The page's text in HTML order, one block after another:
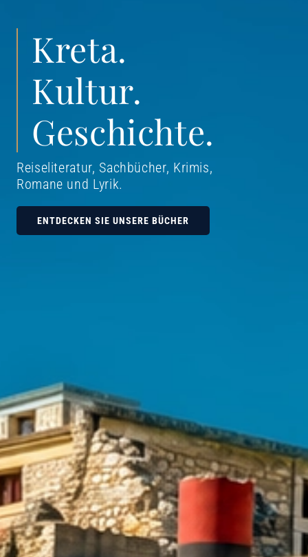
Kreta.
Kultur.
Geschichte.
Reiseliteratur, Sachbücher, Krimis,
Romane und Lyrik.
ENTDECKEN SIE UNSERE BÜCHER